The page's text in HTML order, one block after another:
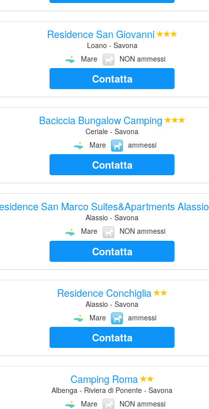
Residence San Giovanni
Loano - Savona
Mare
NON ammessi
Contatta
Baciccia Bungalow Camping
Ceriale - Savona
Mare
ammessi
Contatta
San Marco Suites&Apartments Alassio
Alassio - Savona
Mare
NON ammessi
Contatta
Residence Conchiglia
Alassio - Savona
Mare
ammessi
Contatta
Camping Roma
Albenga - Riviera di Ponente - Savona
Mare
NON ammessi